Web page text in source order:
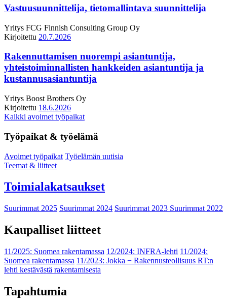
Vastuusuunnittelija, tietomallintava suunnittelija
Yritys FCG Finnish Consulting Group Oy
Kirjoitettu 20.7.2026
Rakennuttamisen nuorempi asiantuntija,
yhteistoiminnallisten hankkeiden asiantuntija ja
kustannusasiantuntija
Yritys Boost Brothers Oy
Kirjoitettu 18.6.2026
Kaikki avoimet työpaikat
Työpaikat & työelämä
Avoimet työpaikat Työelämän uutisia
Teemat & liitteet
Toimialakatsaukset
Suurimmat 2025 Suurimmat 2024 Suurimmat 2023 Suurimmat 2022
Kaupalliset liitteet
11/2025: Suomea rakentamassa 12/2024: INFRA-lehti 11/2024:
Suomea rakentamassa 11/2023: Jokka − Rakennusteollisuus RT:n
lehti kestävästä rakentamisesta
Tapahtumia